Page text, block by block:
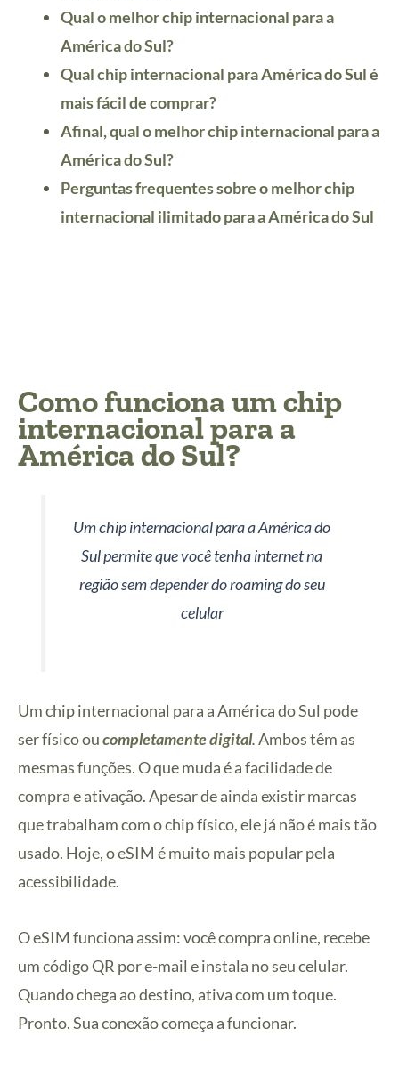
Qual o melhor chip internacional para a
América do Sul?
Qual chip internacional para América do Sul é
mais fácil de comprar?
Afinal, qual o melhor chip internacional para a
América do Sul?
Perguntas frequentes sobre o melhor chip
internacional ilimitado para a América do Sul
Como funciona um chip
internacional para a
América do Sul?
Um chip internacional para a América do
Sul permite que você tenha internet na
região sem depender do roaming do seu
celular
Um chip internacional para a América do Sul pode
ser físico oucompletamente digital.Ambos têm as
mesmas funções. O que muda é a facilidade de
compra e ativação. Apesar de ainda existir marcas
que trabalham com o chip físico, ele já não é mais tão
usado. Hoje, o eSIM é muito mais popular pela
acessibilidade.
O eSIM funciona assim: você compra online, recebe
um código QR por e-mail e instala no seu celular.
Quando chega ao destino, ativa com um toque.
Pronto. Sua conexão começa a funcionar.